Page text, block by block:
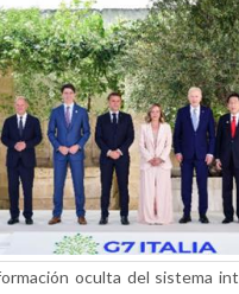
oculta del sistema